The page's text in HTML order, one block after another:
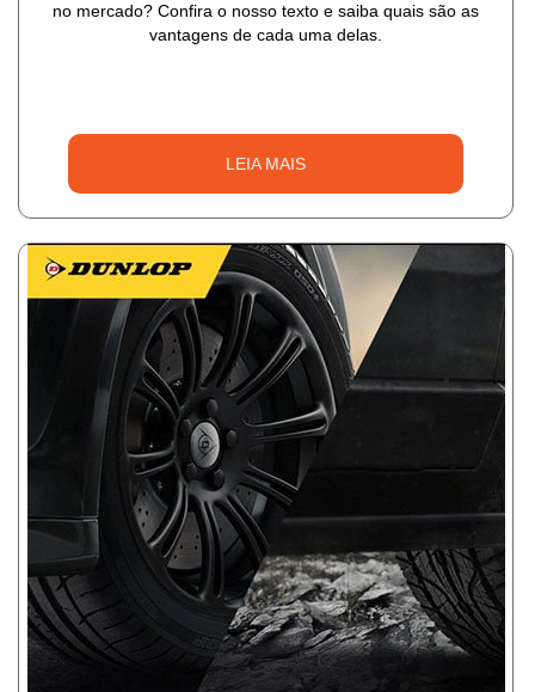
no mercado? Confira o nosso texto e saiba quais são as
vantagens de cada uma delas.
LEIA MAIS